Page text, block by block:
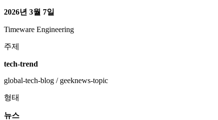
2026년 3월 7일
Timeware Engineering
주제
tech-trend
global-tech-blog / geeknews-topic
형태
뉴스